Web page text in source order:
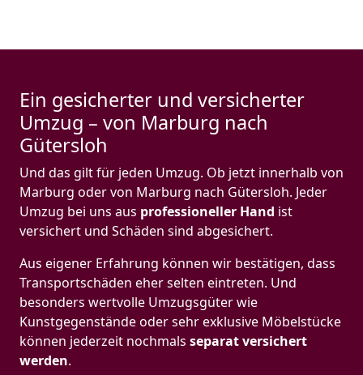
Ein gesicherter und versicherter
Umzug – von Marburg nach
Gütersloh
Und das gilt für jeden Umzug. Ob jetzt innerhalb von
Marburg oder von Marburg nach Gütersloh. Jeder
Umzug bei uns aus professioneller Hand ist
versichert und Schäden sind abgesichert.
Aus eigener Erfahrung können wir bestätigen, dass
Transportschäden eher selten eintreten. Und
besonders wertvolle Umzugsgüter wie
Kunstgegenstände oder sehr exklusive Möbelstücke
können jederzeit nochmals separat versichert
werden.